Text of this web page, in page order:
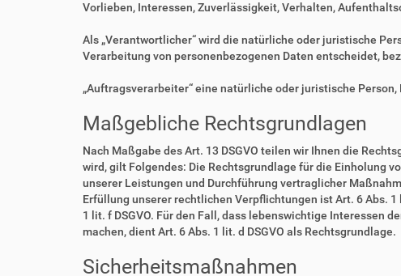
Vorlieben, Interessen, Zuverlässigkeit, Verhalten,
Als „Verantwortlicher“ wird die natürliche oder juristische
Verarbeitung von personenbezogenen Daten entscheidet,
„Auftragsverarbeiter“ eine natürliche oder juristische
Maßgebliche Rechtsgrundlagen
Nach Maßgabe des Art. 13 DSGVO teilen wir Ihnen die
wird, gilt Folgendes: Die Rechtsgrundlage für die Einholung
unserer Leistungen und Durchführung vertraglicher
Erfüllung unserer rechtlichen Verpflichtungen ist Art. 6 Abs.
1 lit. f DSGVO. Für den Fall, dass lebenswichtige Interessen
machen, dient Art. 6 Abs. 1 lit. d DSGVO als Rechtsgrundlage.
Sicherheitsmaßnahmen